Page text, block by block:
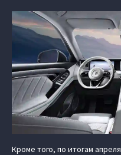
Кроме того, по итогам апреля